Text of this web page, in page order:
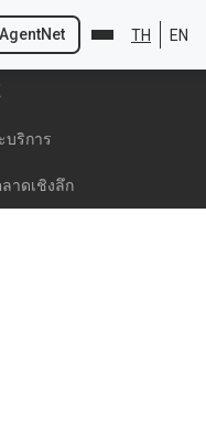
AgentNet TH EN
ริการ
าดเชิงลึก